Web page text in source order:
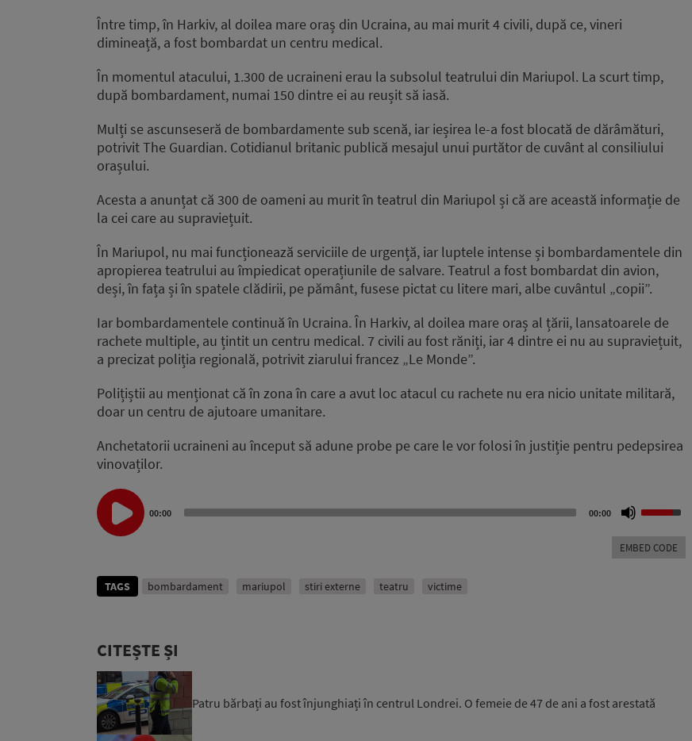
Între timp, în Harkiv, al doilea mare oraș din Ucraina, au mai murit 4 civili, după ce, vineri
dimineață, a fost bombardat un centru medical.
În momentul atacului, 1.300 de ucraineni erau la subsolul teatrului din Mariupol. La scurt timp,
după bombardament, numai 150 dintre ei au reușit să iasă.
Mulți se ascunseseră de bombardamente sub scenă, iar ieșirea le-a fost blocată de dărâmături,
potrivit The Guardian. Cotidianul britanic publică mesajul unui purtător de cuvânt al consiliului
orașului.
Acesta a anunțat că 300 de oameni au murit în teatrul din Mariupol și că are această informație de
la cei care au supraviețuit.
În Mariupol, nu mai funcționează serviciile de urgență, iar luptele intense și bombardamentele din
apropierea teatrului au împiedicat operațiunile de salvare. Teatrul a fost bombardat din avion,
deși, în fața și în spatele clădirii, pe pământ, fusese pictat cu litere mari, albe cuvântul „copii”.
Iar bombardamentele continuă în Ucraina. În Harkiv, al doilea mare oraș al țării, lansatoarele de
rachete multiple, au țintit un centru medical. 7 civili au fost răniți, iar 4 dintre ei nu au supraviețuit,
a precizat poliția regională, potrivit ziarului francez „Le Monde”.
Polițiștii au menționat că în zona în care a avut loc atacul cu rachete nu era nicio unitate militară,
doar un centru de ajutoare umanitare.
Anchetatorii ucraineni au început să adune probe pe care le vor folosi în justiție pentru pedepsirea
vinovaților.
Audio
Player
00:00 00:00
Up/Down
keys
EMBED CODE
TAGS bombardament mariupol stiri externe teatru victime
CITEȘTE ȘI
Patru bărbați au fost înjunghiați în centrul Londrei. O femeie de 47 de ani a fost arestată